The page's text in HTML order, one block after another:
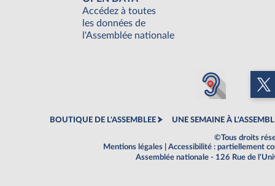
Accédez à toutes
les données de
l'Assemblée nationale
BOUTIQUE DE L'ASSEMBLEE UNE SEMAINE À
©Tous droits
Mentions légales
Accessibilité : partiellement
Assemblée nationale - 126 Rue de